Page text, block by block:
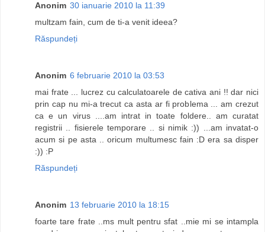
Anonim 30 ianuarie 2010 la 11:39
multzam fain, cum de ti-a venit ideea?
Răspundeți
Anonim 6 februarie 2010 la 03:53
mai frate ... lucrez cu calculatoarele de cativa ani !! dar nici
prin cap nu mi-a trecut ca asta ar fi problema ... am crezut
ca e un virus ....am intrat in toate foldere.. am curatat
registrii .. fisierele temporare .. si nimik :)) ...am invatat-o
acum si pe asta .. oricum multumesc fain :D era sa disper
:)) :P
Răspundeți
Anonim 13 februarie 2010 la 18:15
foarte tare frate ..ms mult pentru sfat ..mie mi se intampla